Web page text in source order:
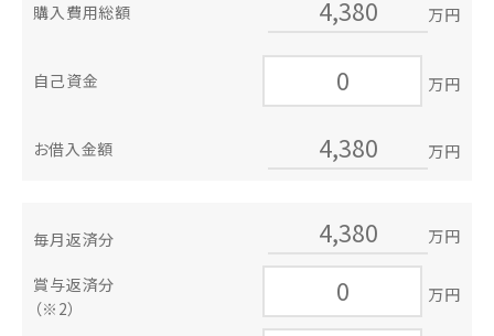
購入費用総額 万円
自己資金 万円
お借入金額 万円
毎月返済分 万円
賞与返済分
（※2）
万円